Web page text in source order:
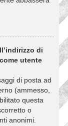
di
utente
di posta ad
(ammesso,
questa
o
anonimi.